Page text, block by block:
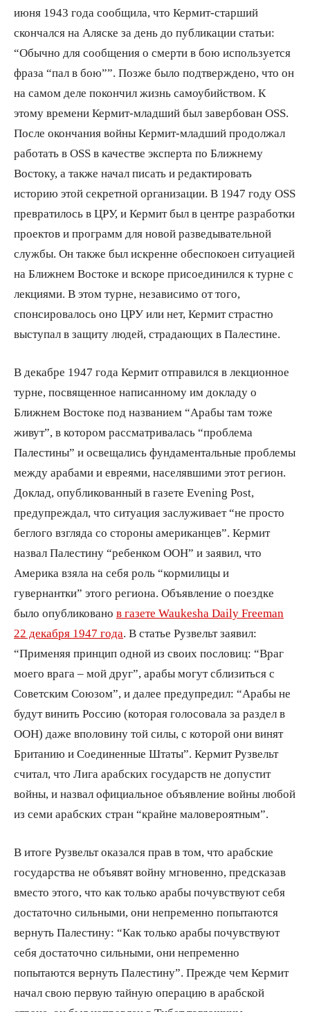
июня 1943 года сообщила, что Кермит-старший
скончался на Аляске за день до публикации статьи:
“Обычно для сообщения о смерти в бою используется
фраза “пал в бою””. Позже было подтверждено, что он
на самом деле покончил жизнь самоубийством. К
этому времени Кермит-младший был завербован OSS.
После окончания войны Кермит-младший продолжал
работать в OSS в качестве эксперта по Ближнему
Востоку, а также начал писать и редактировать
историю этой секретной организации. В 1947 году OSS
превратилось в ЦРУ, и Кермит был в центре разработки
проектов и программ для новой разведывательной
службы. Он также был искренне обеспокоен ситуацией
на Ближнем Востоке и вскоре присоединился к турне с
лекциями. В этом турне, независимо от того,
спонсировалось оно ЦРУ или нет, Кермит страстно
выступал в защиту людей, страдающих в Палестине.
В декабре 1947 года Кермит отправился в лекционное
турне, посвященное написанному им докладу о
Ближнем Востоке под названием “Арабы там тоже
живут”, в котором рассматривалась “проблема
Палестины” и освещались фундаментальные проблемы
между арабами и евреями, населявшими этот регион.
Доклад, опубликованный в газете Evening Post,
предупреждал, что ситуация заслуживает “не просто
беглого взгляда со стороны американцев”. Кермит
назвал Палестину “ребенком ООН” и заявил, что
Америка взяла на себя роль “кормилицы и
гувернантки” этого региона. Объявление о поездке
было опубликовано в газете Waukesha Daily Freeman
22 декабря 1947 года . В статье Рузвельт заявил:
“Применяя принцип одной из своих пословиц: “Враг
моего врага – мой друг”, арабы могут сблизиться с
Советским Союзом”, и далее предупредил: “Арабы не
будут винить Россию (которая голосовала за раздел в
ООН) даже вполовину той силы, с которой они винят
Британию и Соединенные Штаты”. Кермит Рузвельт
считал, что Лига арабских государств не допустит
войны, и назвал официальное объявление войны любой
из семи арабских стран “крайне маловероятным”.
В итоге Рузвельт оказался прав в том, что арабские
государства не объявят войну мгновенно, предсказав
вместо этого, что как только арабы почувствуют себя
достаточно сильными, они непременно попытаются
вернуть Палестину: “Как только арабы почувствуют
себя достаточно сильными, они непременно
попытаются вернуть Палестину”. Прежде чем Кермит
начал свою первую тайную операцию в арабской